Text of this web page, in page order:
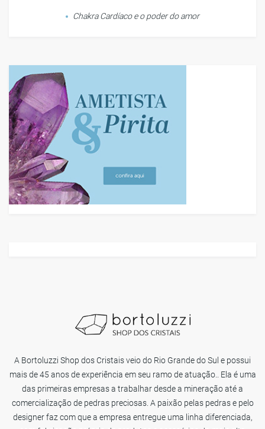
Chakra Cardíaco e o poder do amor
A Bortoluzzi Shop dos Cristais veio do Rio Grande do Sul e possui
mais de 45 anos de experiência em seu ramo de atuação.. Ela é uma
das primeiras empresas a trabalhar desde a mineração até a
comercialização de pedras preciosas. A paixão pelas pedras e pelo
designer faz com que a empresa entregue uma linha diferenciada,